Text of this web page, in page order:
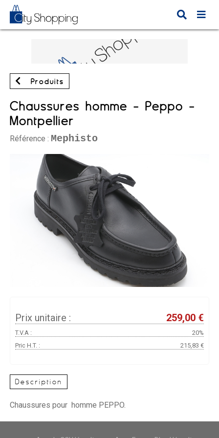
Produits
Chaussures homme - Peppo -
Montpellier
Référence : Mephisto
Prix unitaire : 259,00 €
T.V.A :
20%
Pric H.T. :
215,83 €
Description
Chaussures pour homme PEPPO.